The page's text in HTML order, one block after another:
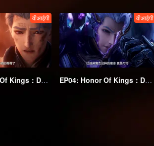
वीआईपी
EP03: Honor Of Kings：Destiny
वीआईपी
EP04: Honor Of Kings：Destiny